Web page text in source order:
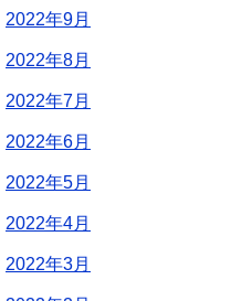
2022年9月
2022年8月
2022年7月
2022年6月
2022年5月
2022年4月
2022年3月